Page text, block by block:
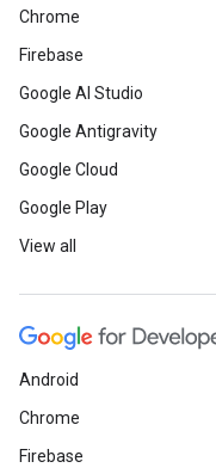
Chrome
Firebase
Google AI Studio
Google Antigravity
Google Cloud
Google Play
View all
Android
Chrome
Firebase